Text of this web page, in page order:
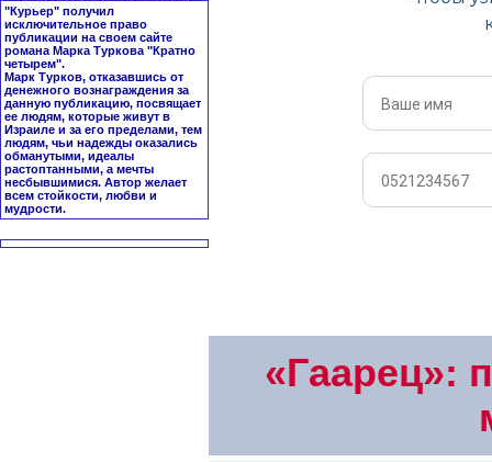
"Курьер" получил
исключительное право
публикации на своем сайте
романа Марка Туркова "Кратно
четырем".
Марк Турков, отказавшись от
денежного вознаграждения за
данную публикацию, посвящает
ее людям, которые живут в
Израиле и за его пределами, тем
людям, чьи надежды оказались
обманутыми, идеалы
растоптанными, а мечты
несбывшимися. Автор желает
всем стойкости, любви и
мудрости.
«Гаарец»: